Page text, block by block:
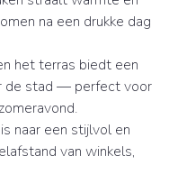
na een drukke dag
het terras biedt een
de stad — perfect voor
naar een stijlvol en
van winkels,